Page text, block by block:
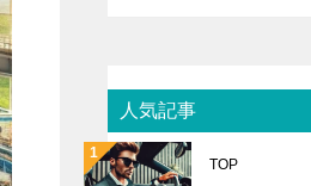
人気記事
TOP